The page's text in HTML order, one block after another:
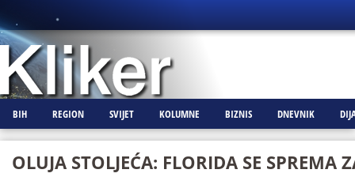
BIH REGION SVIJET KOLUMNE BIZNIS DNEVNIK
OLUJA STOLJEĆA: FLORIDA SE SPREMA